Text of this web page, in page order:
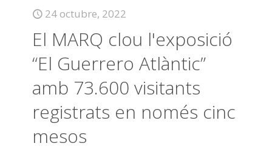
24 octubre, 2022
El MARQ clou l'exposició
“El Guerrero Atlàntic”
amb 73.600 visitants
registrats en només cinc
mesos